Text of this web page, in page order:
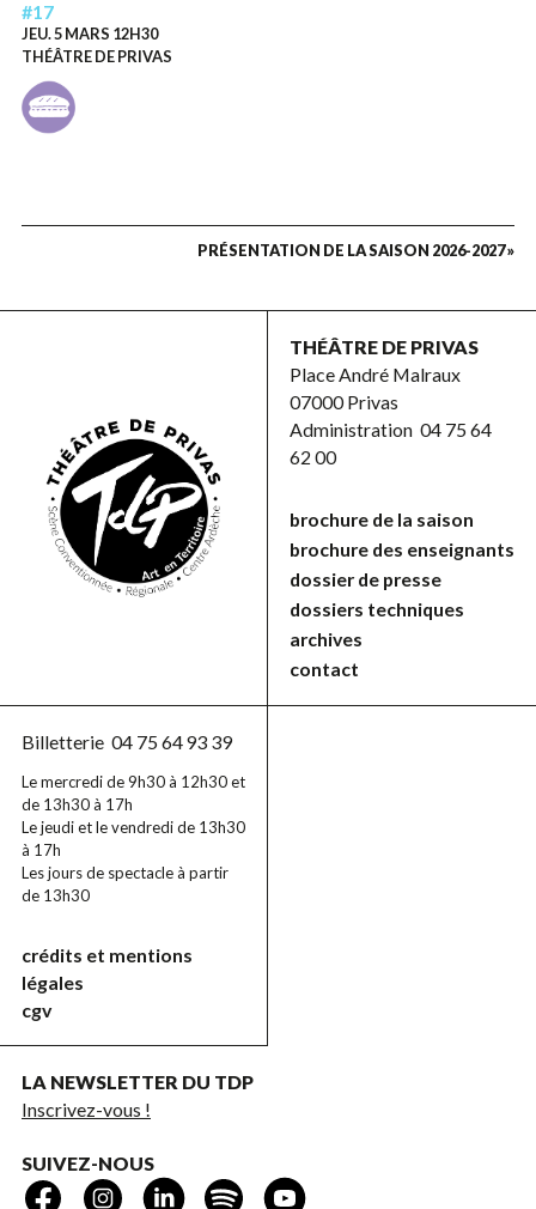
#17
JEU. 5 MARS 12H30
THÉÂTRE DE PRIVAS
PRÉSENTATION DE LA SAISON 2026-2027 »
THÉÂTRE DE PRIVAS
Place André Malraux
07000 Privas
Administration 04 75 64
62 00
brochure de la saison
brochure des enseignants
dossier de presse
dossiers techniques
archives
contact
Billetterie 04 75 64 93 39
Le mercredi de 9h30 à 12h30 et
de 13h30 à 17h
Le jeudi et le vendredi de 13h30
à 17h
Les jours de spectacle à partir
de 13h30
crédits et mentions
légales
cgv
LA NEWSLETTER DU TDP
Inscrivez-vous !
SUIVEZ-NOUS